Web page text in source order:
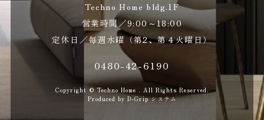
Techno Home bldg.1F
営業時間／9:00～18:00
定休日／毎週水曜（第2、第４火曜日）
0480-42-6190
Copyright © Techno Home . All Rights Reserved.
Produced by D-Grip システム